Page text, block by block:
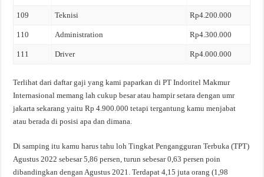
109 Teknisi Rp4.200.000
110 Administration Rp4.300.000
111 Driver Rp4.000.000
Terlihat dari daftar gaji yang kami paparkan di PT Indoritel Makmur
Internasional memang lah cukup besar atau hampir setara dengan umr
jakarta sekarang yaitu Rp 4.900.000 tetapi tergantung kamu menjabat
atau berada di posisi apa dan dimana.
Di samping itu kamu harus tahu loh Tingkat Pengangguran Terbuka (TPT)
Agustus 2022 sebesar 5,86 persen, turun sebesar 0,63 persen poin
dibandingkan dengan Agustus 2021. Terdapat 4,15 juta orang (1,98